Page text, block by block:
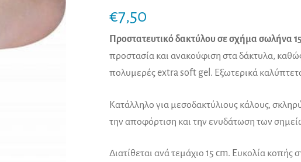
€7,50
Προστατευτικό δακτύλου σε σχήμα σωλήνα
προστασία και ανακούφιση στα δάκτυλα,
πολυμερές extra soft gel. Εξωτερικά
Κατάλληλο για μεσοδακτύλιους κάλους,
την αποφόρτιση και την ενυδάτωση των
Διατίθεται ανά τεμάχιο 15 cm. Ευκολία κοπής